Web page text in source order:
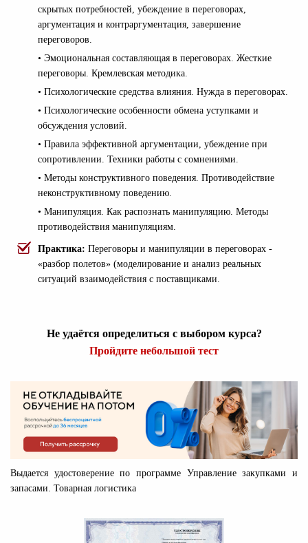
скрытых потребностей, убеждение в переговорах,
аргументация и контраргументация, завершение
переговоров.
• Эмоциональная составляющая в переговорах. Жесткие
переговоры. Кремлевская методика.
• Психологические средства влияния. Нужда в переговорах.
• Психологические особенности обмена уступками и
обсуждения условий.
• Правила эффективной аргументации, убеждение при
сопротивлении. Техники работы с сомнениями.
• Методы конструктивного поведения. Противодействие
неконструктивному поведению.
• Манипуляция. Как распознать манипуляцию. Методы
противодействия манипуляциям.
Практика: Переговоры и манипуляции в переговорах -
«разбор полетов» (моделирование и анализ реальных
ситуаций взаимодействия с поставщиками.
Не удаётся определиться с выбором курса?
Пройдите небольшой тест
Выдается удостоверение по программе Управление закупками и
запасами. Товарная логистика